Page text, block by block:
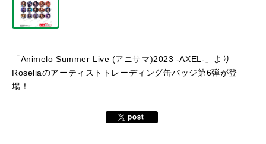
「Animelo Summer Live (アニサマ)2023 -AXEL-」より
Roseliaのアーティストトレーディング缶バッジ第6弾が登
場！